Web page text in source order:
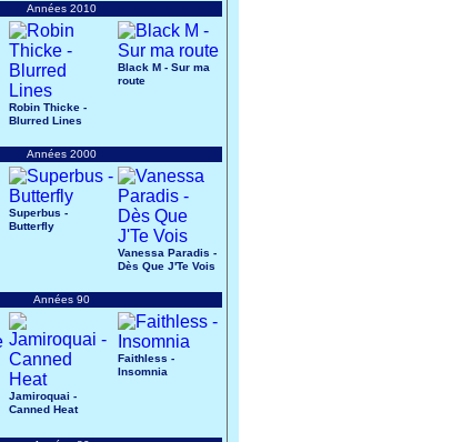
Années 2010
Robin Thicke -
Blurred Lines
Black M - Sur ma
route
Années 2000
Superbus -
Butterfly
Vanessa Paradis -
Dès Que J'Te Vois
Années 90
Jamiroquai -
Canned Heat
Faithless -
Insomnia